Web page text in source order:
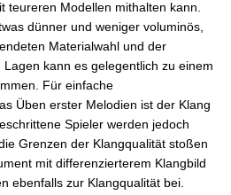
teureren Modellen mithalten kann.
dünner und weniger voluminös,
Materialwahl und der
kann es gelegentlich zu einem
Für einfache
Üben erster Melodien ist der Klang
Spieler werden jedoch
Grenzen der Klangqualität stoßen
mit differenzierterem Klangbild
ebenfalls zur Klangqualität bei.